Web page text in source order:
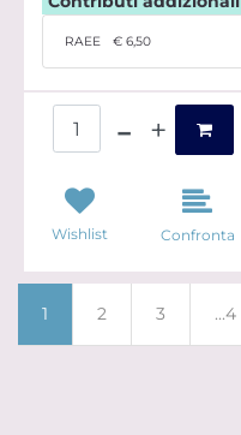
RAEE € 6,50
Wishlist Confronta
1 2 3 ...4